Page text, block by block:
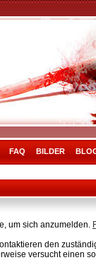
FAQ BILDER
um sich anzumelden.
den
versucht einen